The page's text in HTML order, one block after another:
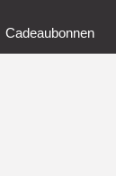
Cadeaubonnen